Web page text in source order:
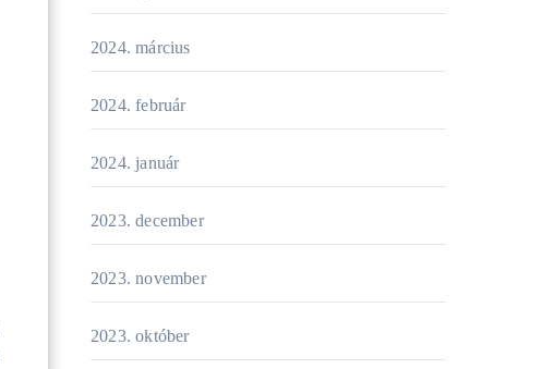
2024. március
2024. február
2024. január
2023. december
2023. november
2023. október